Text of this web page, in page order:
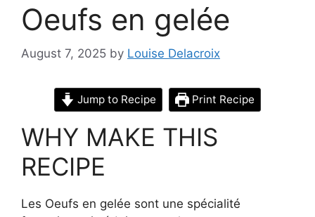
Oeufs en gelée
August 7, 2025 by Louise Delacroix
Jump to Recipe Print Recipe
WHY MAKE THIS
RECIPE
Les Oeufs en gelée sont une spécialité